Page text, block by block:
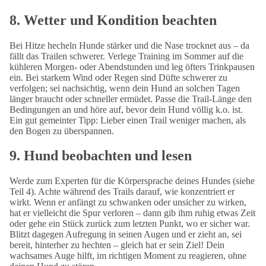
8. Wetter und Kondition beachten
Bei Hitze hecheln Hunde stärker und die Nase trocknet aus – da
fällt das Trailen schwerer. Verlege Training im Sommer auf die
kühleren Morgen- oder Abendstunden und leg öfters Trinkpausen
ein. Bei starkem Wind oder Regen sind Düfte schwerer zu
verfolgen; sei nachsichtig, wenn dein Hund an solchen Tagen
länger braucht oder schneller ermüdet. Passe die Trail-Länge den
Bedingungen an und höre auf, bevor dein Hund völlig k.o. ist.
Ein gut gemeinter Tipp: Lieber einen Trail weniger machen, als
den Bogen zu überspannen.
9. Hund beobachten und lesen
Werde zum Experten für die Körpersprache deines Hundes (siehe
Teil 4). Achte während des Trails darauf, wie konzentriert er
wirkt. Wenn er anfängt zu schwanken oder unsicher zu wirken,
hat er vielleicht die Spur verloren – dann gib ihm ruhig etwas Zeit
oder gehe ein Stück zurück zum letzten Punkt, wo er sicher war.
Blitzt dagegen Aufregung in seinen Augen und er zieht an, sei
bereit, hinterher zu hechten – gleich hat er sein Ziel! Dein
wachsames Auge hilft, im richtigen Moment zu reagieren, ohne